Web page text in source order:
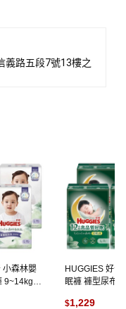
義路五段7號13樓之
小森林嬰
9~14kg
HUGGIES 好奇
眠褲 褲型尿布
$1,229